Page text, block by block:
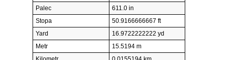
Palec
611.0 in
Stopa
50.9166666667 ft
Yard
16.9722222222 yd
Metr
15.5194 m